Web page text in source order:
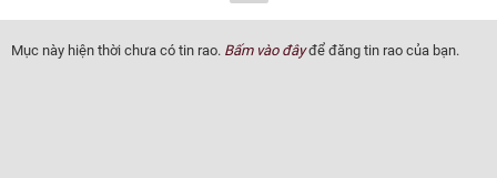
Tất cả
Mục này hiện thời chưa có tin rao. Bấm vào đâyđể đăng tin rao của bạn.